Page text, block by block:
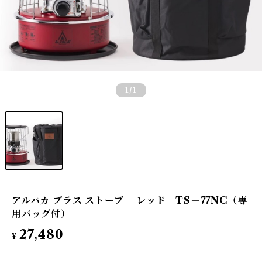
1 /1
アルパカ プラス ストーブ レッド TS－77NC（専
用バッグ付）
¥ 27,480